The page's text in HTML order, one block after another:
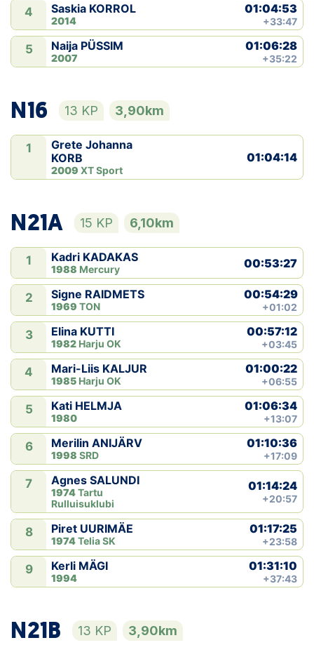
4 Saskia KORROL
2014
01:04:53
+33:47
5 Naija PÜSSIM
2007
01:06:28
+35:22
N16 13 KP 3,90km
1
Grete Johanna
KORB
2009 XT Sport
01:04:14
N21A 15 KP 6,10km
1 Kadri KADAKAS
1988 Mercury 00:53:27
2 Signe RAIDMETS
1969 TON
00:54:29
+01:02
3 Elina KUTTI
1982 Harju OK
00:57:12
+03:45
4 Mari-Liis KALJUR
1985 Harju OK
01:00:22
+06:55
5 Kati HELMJA
1980
01:06:34
+13:07
6 Merilin ANIJÄRV
1998 SRD
01:10:36
+17:09
7 Agnes SALUNDI
1974Tartu
Rulluisuklubi
01:14:24
+20:57
8 Piret UURIMÄE
1974Telia SK
01:17:25
+23:58
9 Kerli MÄGI
1994
01:31:10
+37:43
N21B 13 KP 3,90km